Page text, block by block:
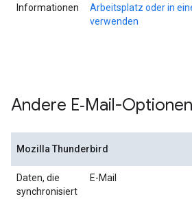
Informationen
Arbeitsplatz oder in
verwenden
Andere E‑Mail-Optionen
Mozilla Thunderbird
Daten, die
synchronisiert
E-Mail